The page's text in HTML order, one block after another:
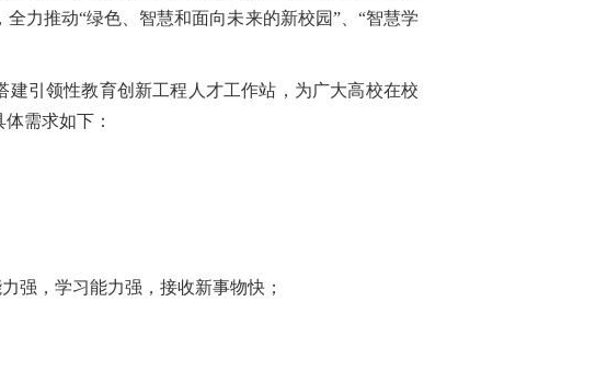
力推动“绿色、智慧和面向未来的新校园”、“智慧学
引领性教育创新工程人才工作站，为广大高校在校
需求如下：
强，学习能力强，接收新事物快；